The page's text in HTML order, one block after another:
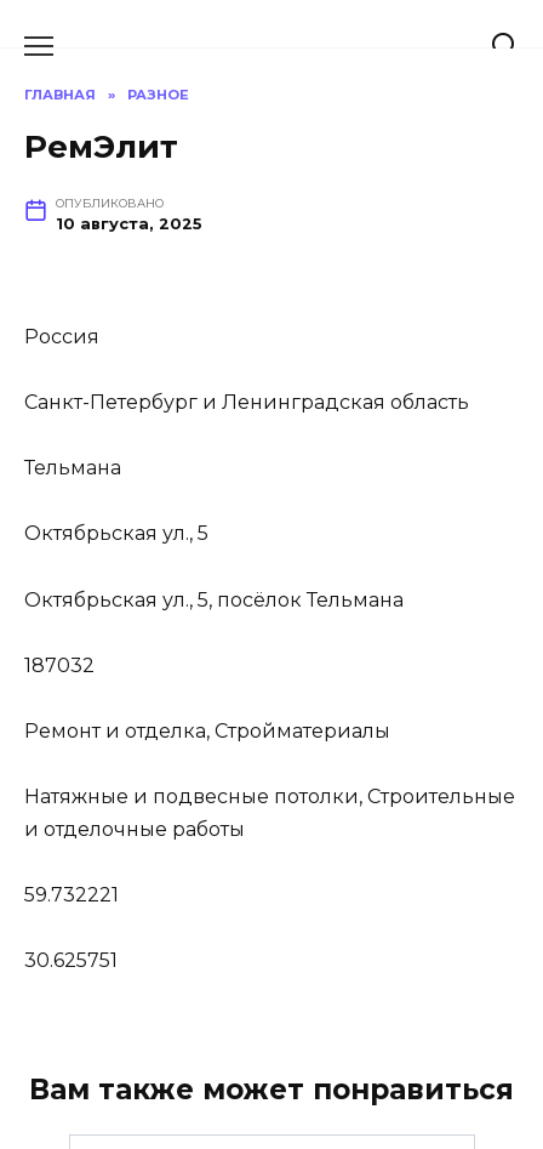
ГЛАВНАЯ » РАЗНОЕ
РемЭлит
ОПУБЛИКОВАНО
10 августа, 2025
Россия
Санкт-Петербург и Ленинградская область
Тельмана
Октябрьская ул., 5
Октябрьская ул., 5, посёлок Тельмана
187032
Ремонт и отделка, Стройматериалы
Натяжные и подвесные потолки, Строительные
и отделочные работы
59.732221
30.625751
Вам также может понравиться